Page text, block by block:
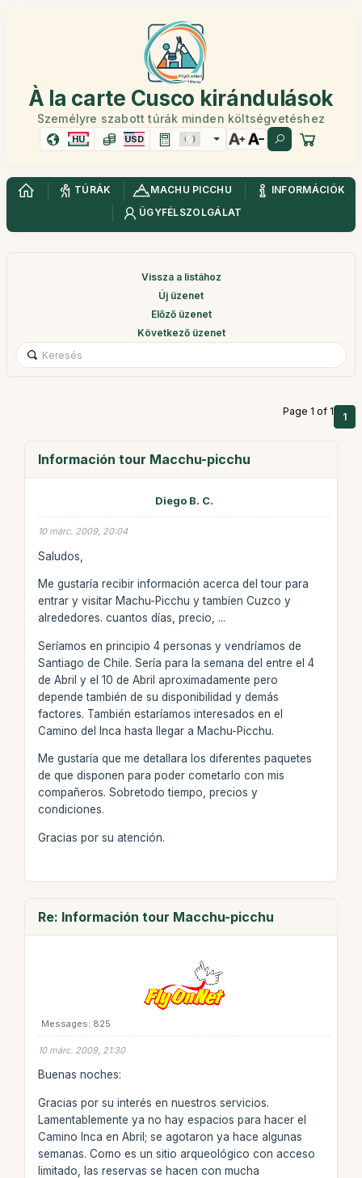
À la carte Cusco kirándulások
Személyre szabott túrák minden költségvetéshez
HU USD
TÚRÁK MACHU PICCHU
INFORMÁCIÓK
ÜGYFÉLSZOLGÁLAT
Vissza a listához
Új üzenet
Előző üzenet
Következő üzenet
Page 1 of 1 1
Información tour Macchu-picchu
Diego B. C.
10 márc. 2009, 20:04
Saludos,
Me gustaría recibir información acerca del tour para
entrar y visitar Machu-Picchu y tambíen Cuzco y
alrededores. cuantos días, precio, ...
Seríamos en principio 4 personas y vendríamos de
Santiago de Chile. Sería para la semana del entre el 4
de Abril y el 10 de Abril aproximadamente pero
depende también de su disponibilidad y demás
factores. También estaríamos interesados en el
Camino del Inca hasta llegar a Machu-Picchu.
Me gustaría que me detallara los diferentes paquetes
de que disponen para poder cometarlo con mis
compañeros. Sobretodo tiempo, precios y
condiciones.
Gracias por su atención.
Re: Información tour Macchu-picchu
Messages: 825
10 márc. 2009, 21:30
Buenas noches:
Gracias por su interés en nuestros servicios.
Lamentablemente ya no hay espacios para hacer el
Camino Inca en Abril; se agotaron ya hace algunas
semanas. Como es un sitio arqueológico con acceso
limitado, las reservas se hacen con mucha